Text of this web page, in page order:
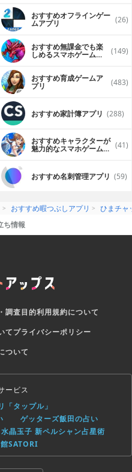
おすすめオフラインゲー
ムアプリ (26)
おすすめ無課金でも楽
しめるスマホゲームア (149)
おすすめ育成ゲームア
プリ (483)
おすすめ家計簿アプリ (288)
おすすめキャラクターが
魅力的なスマホゲームア (41)
おすすめ名刺管理アプリ (59)
おすすめ暇つぶしアプリ
ひまチャ
ち情報
調査目的利用規約について
てプライバシーポリシー
ついて
ービス
「タップル」
ゲッターズ飯田の占い
水晶玉子 新ペルシャン占星術
SATORI